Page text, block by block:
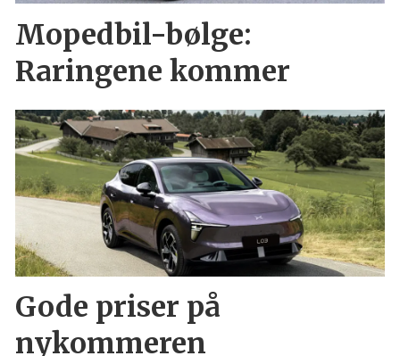
Mopedbil-bølge:
Raringene kommer
Gode priser på
nykommeren